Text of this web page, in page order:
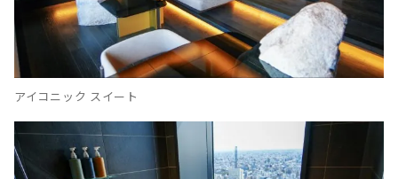
アイコニック スイート